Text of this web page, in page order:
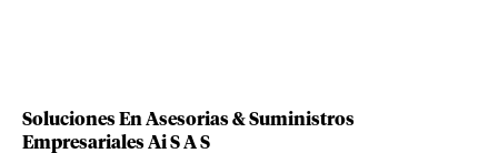
Soluciones En Asesorias & Suministros
Empresariales Ai S A S